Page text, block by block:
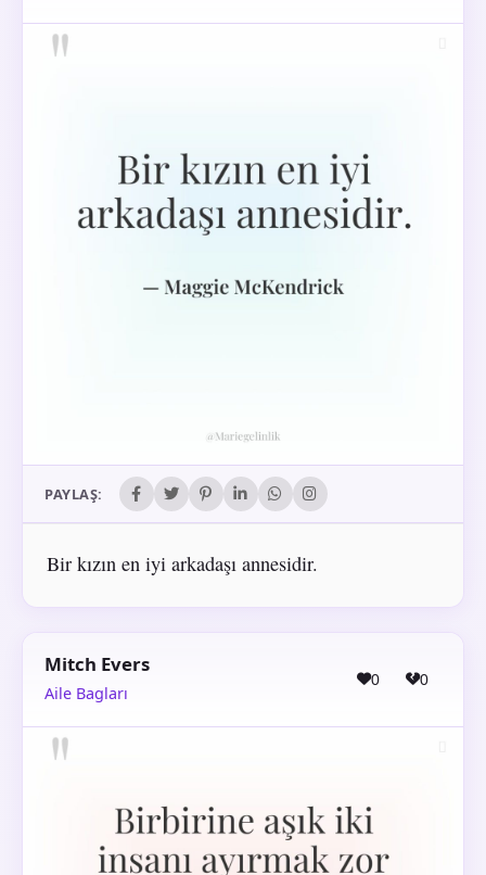
PAYLAŞ:
Bir kızın en iyi arkadaşı annesidir.
Mitch Evers
Aile Bagları
0 0